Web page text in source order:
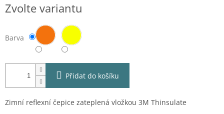
cena:
Zvolte variantu
Barva
Přidat do košíku
Zimní reflexní čepice zateplená vložkou 3M Thinsulate